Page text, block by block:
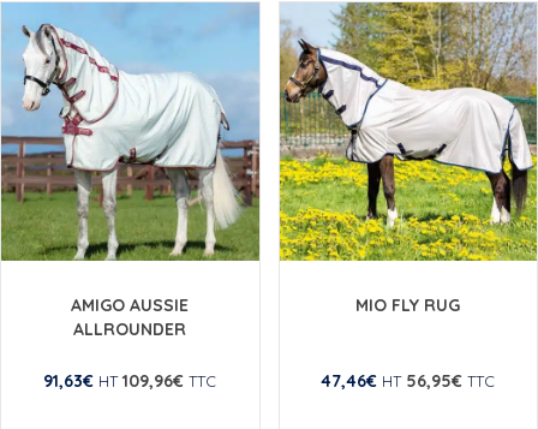
AMIGO AUSSIE
ALLROUNDER
91,63€ HT 109,96€ TTC
MIO FLY RUG
47,46€ HT 56,95€ TTC